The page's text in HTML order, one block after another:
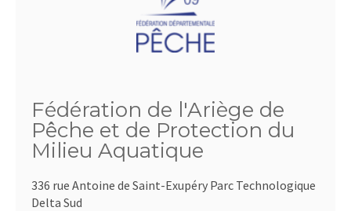
Fédération de l'Ariège de
Pêche et de Protection du
Milieu Aquatique
336 rue Antoine de Saint-Exupéry Parc Technologique
Delta Sud